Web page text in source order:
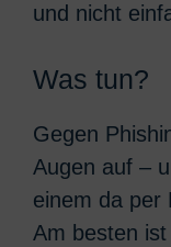
und nicht
Was tun?
Gegen
Augen auf –
einem da per
Am besten